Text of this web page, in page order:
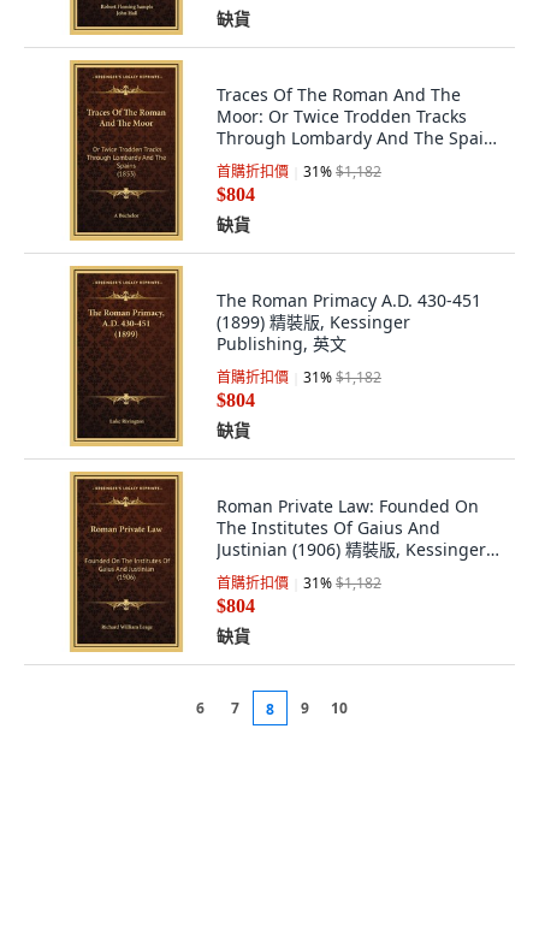
缺貨
Traces Of The Roman And The
Moor: Or Twice Trodden Tracks
Through Lombardy And The Spains
(1853) 精裝版, Kessinger
Publishing, 英文
首購折扣價 31%$1,182
$804
缺貨
The Roman Primacy A.D. 430-451
(1899) 精裝版, Kessinger
Publishing, 英文
首購折扣價 31%$1,182
$804
缺貨
Roman Private Law: Founded On
The Institutes Of Gaius And
Justinian (1906) 精裝版, Kessinger
Publishing, 英文
首購折扣價 31%$1,182
$804
缺貨
6 7 8 9 10